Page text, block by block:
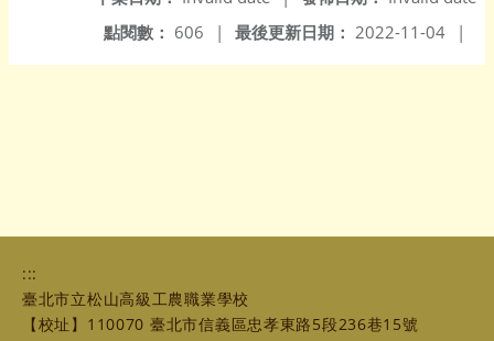
最後更新日期： 2022-11-04 |
點閱數： 606 |
:::
臺北市立松山高級工農職業學校
【校址】110070 臺北市信義區忠孝東路5段236巷15號